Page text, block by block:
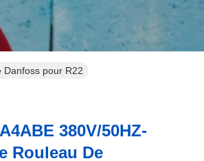
Danfoss pour R22
380V/50HZ-
Rouleau De